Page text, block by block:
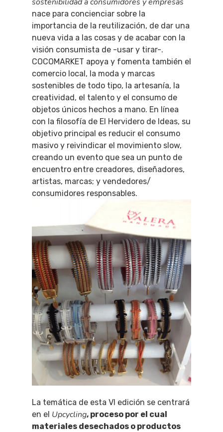
nace para concienciar sobre la
importancia de la reutilización, de dar una
nueva vida a las cosas y de acabar con la
visión consumista de -usar y tirar-.
COCOMARKET apoya y fomenta también el
comercio local, la moda y marcas
sostenibles de todo tipo, la artesanía, la
creatividad, el talento y el consumo de
objetos únicos hechos a mano. En línea
con la filosofía de El Hervidero de Ideas, su
objetivo principal es reducir el consumo
masivo y reivindicar el movimiento slow,
creando un evento que sea un punto de
encuentro entre creadores, diseñadores,
artistas, marcas; y vendedores/
consumidores responsables.
La temática de esta VI edición se centrará
en el Upcycling, proceso por el cual
materiales desechados o productos